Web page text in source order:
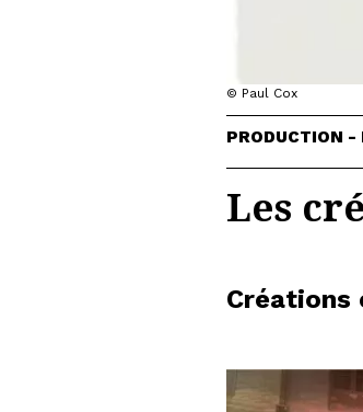
© Paul Cox
PRODUCTION -
Les
Créations